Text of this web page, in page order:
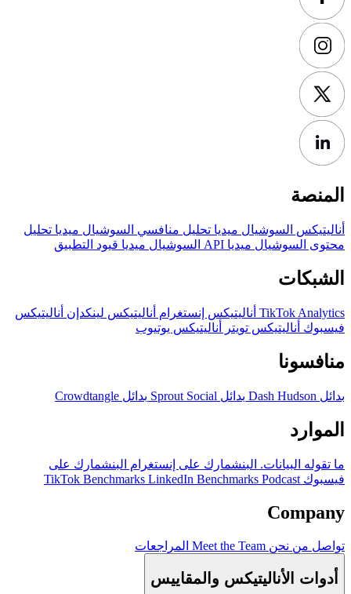
المنصة
أناليتيكس السوشيال ميديا تحليل منافسي السوشيال ميديا تحليل
محتوى السوشيال ميديا API السوشيال ميديا قيود التطبيق
الشبكات
TikTok Analytics أناليتيكس إنستغرام أناليتيكس لينكدإن أناليتيكس
فيسبوك أناليتيكس تويتر أناليتيكس يوتيوب
منافسونا
بدائل Dash Hudson بدائل Sprout Social بدائل Crowdtangle
الموارد
ما تقوله البيانات. البنشمارك على إنستغرام البنشمارك على
فيسبوك
TikTok Benchmarks LinkedIn Benchmarks Podcast
Company
تواصل من نحن Meet the Team المراجعات
أدوات الأناليتيكس والمقاييس